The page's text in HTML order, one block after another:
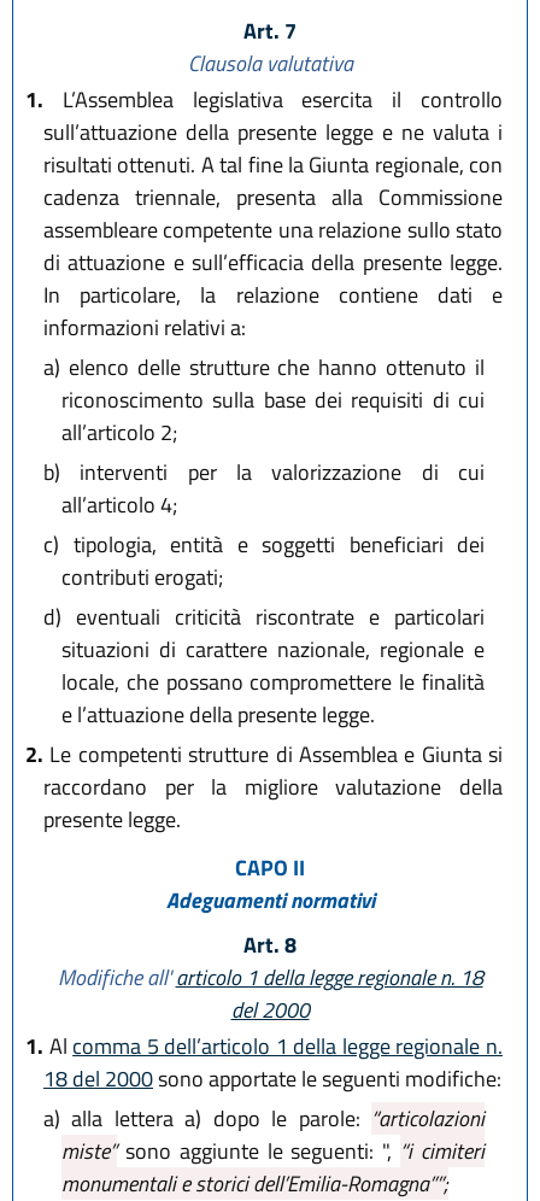
Art. 7
Clausola valutativa
1. L’Assemblea legislativa esercita il controllo
sull’attuazione della presente legge e ne valuta i
risultati ottenuti. A tal fine la Giunta regionale, con
cadenza triennale, presenta alla Commissione
assembleare competente una relazione sullo stato
di attuazione e sull’efficacia della presente legge.
In particolare, la relazione contiene dati e
informazioni relativi a:
a) elenco delle strutture che hanno ottenuto il
riconoscimento sulla base dei requisiti di cui
all’articolo 2;
b) interventi per la valorizzazione di cui
all’articolo 4;
c) tipologia, entità e soggetti beneficiari dei
contributi erogati;
d) eventuali criticità riscontrate e particolari
situazioni di carattere nazionale, regionale e
locale, che possano compromettere le finalità
e l’attuazione della presente legge.
2. Le competenti strutture di Assemblea e Giunta si
raccordano per la migliore valutazione della
presente legge.
CAPO II
Adeguamenti normativi
Art. 8
Modifiche all'articolo 1 della legge regionale n. 18
del 2000
1. Al comma 5 dell’articolo 1 della legge regionale n.
18 del 2000sono apportate le seguenti modifiche:
a) alla lettera a) dopo le parole: “articolazioni
miste”sono aggiunte le seguenti: ", “i cimiteri
monumentali e storici dell’Emilia-Romagna””;